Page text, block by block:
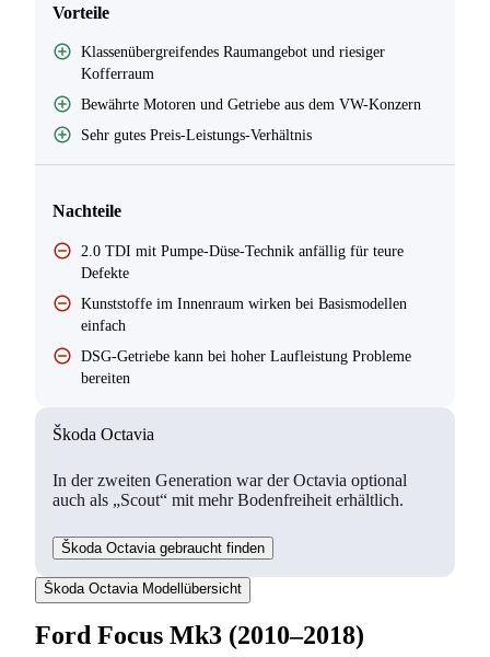
Vorteile
Klassenübergreifendes Raumangebot und riesiger
Kofferraum
Bewährte Motoren und Getriebe aus dem VW-Konzern
Sehr gutes Preis-Leistungs-Verhältnis
Nachteile
2.0 TDI mit Pumpe-Düse-Technik anfällig für teure
Defekte
Kunststoffe im Innenraum wirken bei Basismodellen
einfach
DSG-Getriebe kann bei hoher Laufleistung Probleme
bereiten
Škoda Octavia
In der zweiten Generation war der Octavia optional
auch als „Scout“ mit mehr Bodenfreiheit erhältlich.
Škoda Octavia gebraucht finden
Škoda Octavia Modellübersicht
Ford Focus Mk3 (2010–2018)